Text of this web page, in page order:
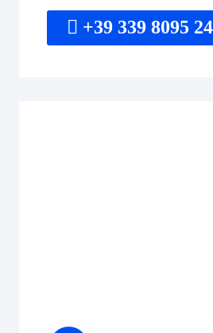
+39 339 8095